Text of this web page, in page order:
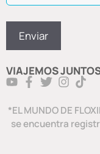
VIAJEMOS
*EL MUNDO DE
se encuentra